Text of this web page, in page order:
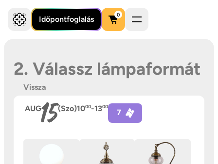
Időpontfoglalás
0
2. Válassz lámpaformát
Vissza
AUG15(Szo)1000-1300
7